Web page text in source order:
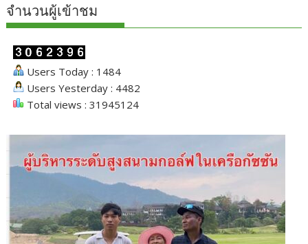
จำนวนผู้เข้าชม
Users Today : 1484
Users Yesterday : 4482
Total views : 31945124